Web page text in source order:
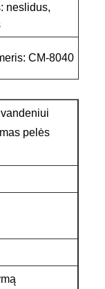
neslidus,
CM-8040
pelės